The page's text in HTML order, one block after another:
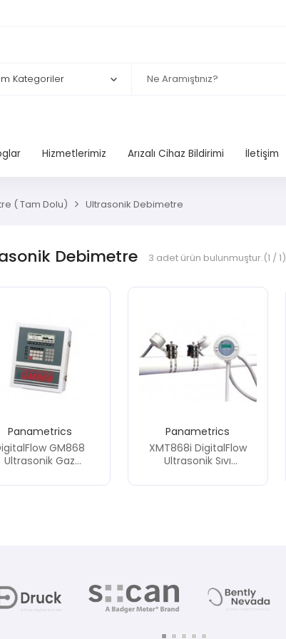
Hizmetlerimiz Arızalı Cihaz Bildirimi İletişim
( Tam Dolu) Ultrasonik Debimetre
Debimetre 3 adet ürün bulunmuştur. (1 / 1)
Panametrics
GM868
Ultrasonik Gaz
Panametrics
XMT868i DigitalFlow
Ultrasonik Sıvı
Yok)